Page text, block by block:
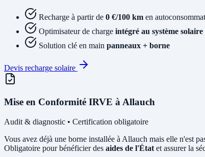
Recharge à partir de 0 €/100 km en
Optimisateur de charge intégré au système solaire
Solution clé en main panneaux + borne
Devis recharge solaire
Mise en Conformité IRVE à Allauch
Audit & diagnostic • Certification obligatoire
Vous avez déjà une borne installée à Allauch mais elle n'est
Obligatoire pour bénéficier des aides de l'État et assurer la